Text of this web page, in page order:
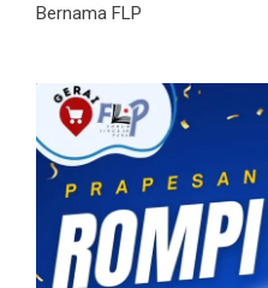
Bernama FLP